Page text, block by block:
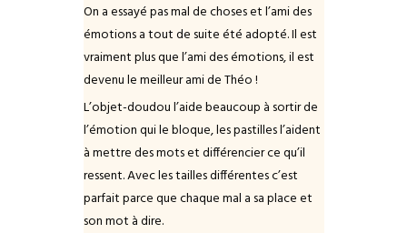
On a essayé pas mal de choses et l’ami des
émotions a tout de suite été adopté. Il est
vraiment plus que l’ami des émotions, il est
devenu le meilleur ami de Théo !
L’objet-doudou l’aide beaucoup à sortir de
l’émotion qui le bloque, les pastilles l’aident
à mettre des mots et différencier ce qu’il
ressent. Avec les tailles différentes c’est
parfait parce que chaque mal a sa place et
son mot à dire.